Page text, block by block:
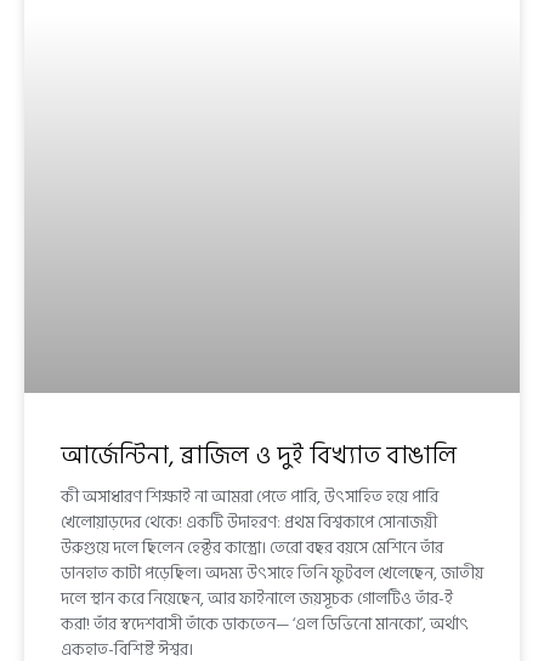
আর্জেন্টিনা, ব্রাজিল ও দুই বিখ্যাত বাঙালি
কী অসাধারণ শিক্ষাই না আমরা পেতে পারি, উৎসাহিত হয়ে পারি
খেলোয়াড়দের থেকে! একটি উদাহরণ: প্রথম বিশ্বকাপে সোনাজয়ী
উরুগুয়ে দলে ছিলেন হেক্টর কাস্ত্রো। তেরো বছর বয়সে মেশিনে তাঁর
ডানহাত কাটা পড়েছিল। অদম্য উৎসাহে তিনি ফুটবল খেলেছেন, জাতীয়
দলে স্থান করে নিয়েছেন, আর ফাইনালে জয়সূচক গোলটিও তাঁর-ই
করা! তাঁর স্বদেশবাসী তাঁকে ডাকতেন— ‘এল ডিভিনো মানকো’, অর্থাৎ
একহাত-বিশিষ্ট ঈশ্বর।